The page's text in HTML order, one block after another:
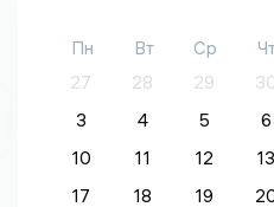
Пн Вт Ср
27
28 29
3
4 5 6
10
11 12 13
17
18 19